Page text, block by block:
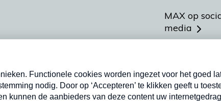
MAX op
media
Meldpunt
Heel